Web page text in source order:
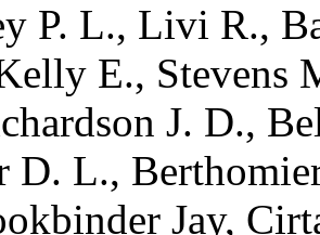
P. L., Livi R.,
E., Stevens
J. D.,
D. L.,
Jay,